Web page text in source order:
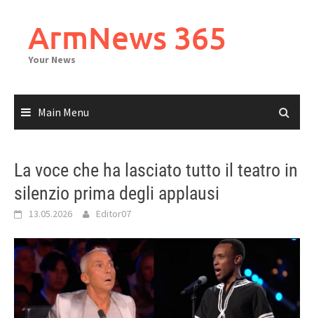
contentArmNews 365
Your News
Main Menu
La voce che ha lasciato tutto il teatro in
silenzio prima degli applausi
13.05.2026 Editor07